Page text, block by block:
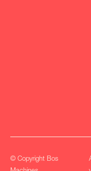
© Copyright Bos